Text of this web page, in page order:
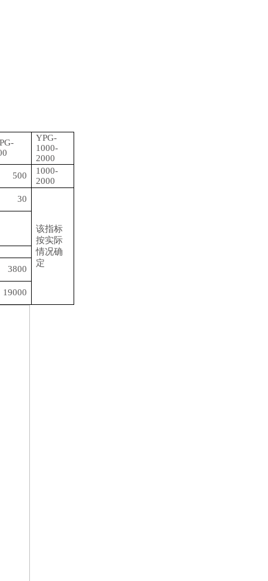
YPG-
1000-
2000
500
1000-
2000
30
该指标
按实际
情况确
定
3800
19000